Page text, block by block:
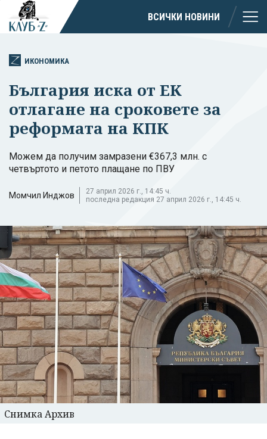
ВСИЧКИ НОВИНИ
ИКОНОМИКА
България иска от ЕК
отлагане на сроковете за
реформата на КПК
Можем да получим замразени €367,3 млн. с
четвъртото и петото плащане по ПВУ
Момчил Инджов
27 април 2026 г., 14:45 ч.
последна редакция 27 април 2026 г., 14:45 ч.
Снимка Архив